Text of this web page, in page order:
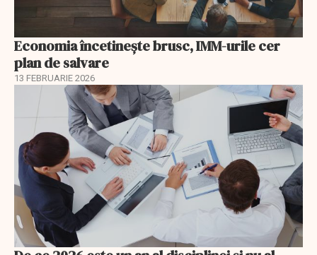
Economia încetinește brusc, IMM-urile cer
plan de salvare
13 FEBRUARIE 2026